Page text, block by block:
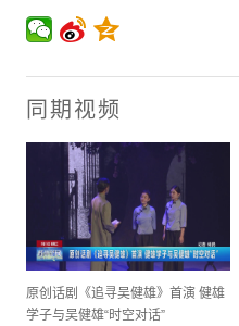
同期视频
原创话剧《追寻吴健雄》首演 健雄
学子与吴健雄“时空对话”